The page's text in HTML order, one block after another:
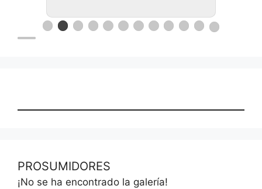
PROSUMIDORES
¡No se ha encontrado la galería!